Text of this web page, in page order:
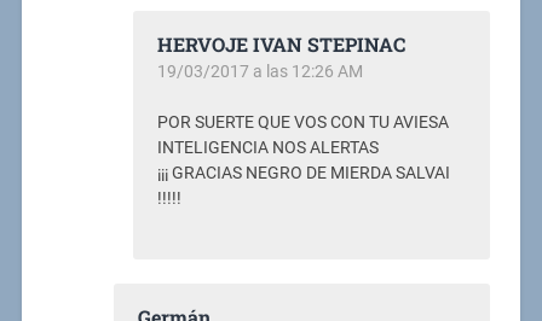
HERVOJE IVAN STEPINAC
19/03/2017 a las 12:26 AM
POR SUERTE QUE VOS CON TU AVIESA
INTELIGENCIA NOS ALERTAS
¡¡¡ GRACIAS NEGRO DE MIERDA SALVAI
!!!!!